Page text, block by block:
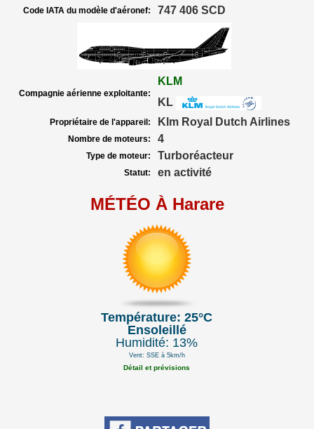
Code IATA du modèle d'aéronef: 747 406 SCD
Compagnie aérienne exploitante:
KLM
KL
Propriétaire de l'appareil: Klm Royal Dutch Airlines
Nombre de moteurs: 4
Type de moteur: Turboréacteur
Statut: en activité
MÉTÉO À Harare
Température: 25°C
Ensoleillé
Humidité: 13%
Vent: SSE à 5km/h
Détail et prévisions